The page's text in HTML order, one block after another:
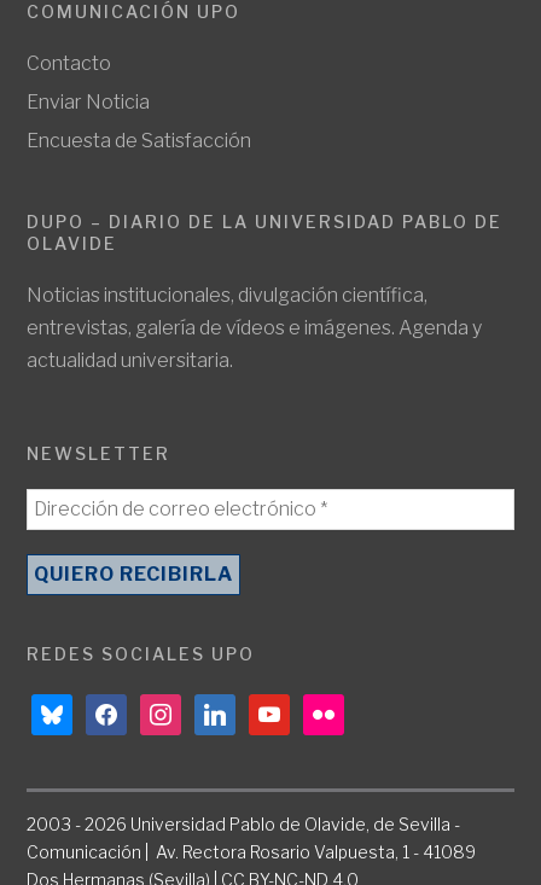
COMUNICACIÓN UPO
Contacto
Enviar Noticia
Encuesta de Satisfacción
DUPO – DIARIO DE LA UNIVERSIDAD PABLO DE
OLAVIDE
Noticias institucionales, divulgación científica,
entrevistas, galería de vídeos e imágenes. Agenda y
actualidad universitaria.
NEWSLETTER
REDES SOCIALES UPO
blueskyfacebookinstagramlinkedinyoutubeflickr
2003 - 2026 Universidad Pablo de Olavide, de Sevilla -
Comunicación | Av. Rectora Rosario Valpuesta, 1 - 41089
Dos Hermanas (Sevilla) | CC BY-NC-ND 4.0